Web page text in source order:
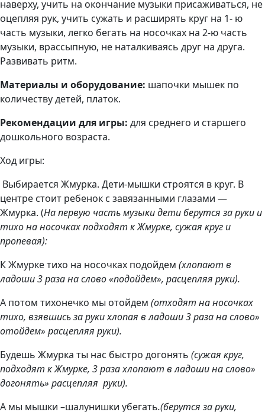
наверху, учить на окончание музыки присаживаться, не
оцепляя рук, учить сужать и расширять круг на 1- ю
часть музыки, легко бегать на носочках на 2-ю часть
музыки, врассыпную, не наталкиваясь друг на друга.
Развивать ритм.
Материалы и оборудование: шапочки мышек по
количеству детей, платок.
Рекомендации для игры: для среднего и старшего
дошкольного возраста.
Ход игры:
Выбирается Жмурка. Дети-мышки строятся в круг. В
центре стоит ребенок с завязанными глазами —
Жмурка. (На первую часть музыки дети берутся за руки и
тихо на носочках подходят к Жмурке, сужая круг и
пропевая):
К Жмурке тихо на носочках подойдем (хлопают в
ладоши 3 раза на слово «подойдем», расцепляя руки).
А потом тихонечко мы отойдем (отходят на носочках
тихо, взявшись за руки хлопая в ладоши 3 раза на слово»
отойдем» расцепляя руки).
Будешь Жмурка ты нас быстро догонять (сужая круг,
подходят к Жмурке, 3 раза хлопают в ладоши на слово»
догонять» расцепляя руки).
А мы мышки –шалунишки убегать.(берутся за руки,